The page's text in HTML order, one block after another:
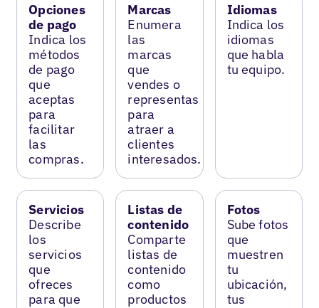
Opciones
de pago
Indica los
métodos
de pago
que
aceptas
para
facilitar
las
compras.
Marcas
Enumera
las
marcas
que
vendes o
representas
para
atraer a
clientes
interesados.
Idiomas
Indica los
idiomas
que habla
tu equipo.
Servicios
Describe
los
servicios
que
ofreces
para que
Listas de
contenido
Comparte
listas de
contenido
como
productos
Fotos
Sube fotos
que
muestren
tu
ubicación,
tus